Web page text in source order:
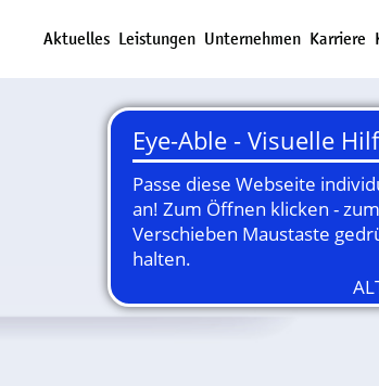
Aktuelles Leistungen Unternehmen Karriere